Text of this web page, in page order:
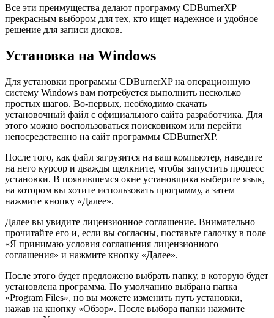
Все эти преимущества делают программу CDBurnerXP
прекрасным выбором для тех, кто ищет надежное и удобное
решение для записи дисков.
Установка на Windows
Для установки программы CDBurnerXP на операционную
систему Windows вам потребуется выполнить несколько
простых шагов. Во-первых, необходимо скачать
установочный файл с официального сайта разработчика. Для
этого можно воспользоваться поисковиком или перейти
непосредственно на сайт программы CDBurnerXP.
После того, как файл загрузится на ваш компьютер, наведите
на него курсор и дважды щелкните, чтобы запустить процесс
установки. В появившемся окне установщика выберите язык,
на котором вы хотите использовать программу, а затем
нажмите кнопку «Далее».
Далее вы увидите лицензионное соглашение. Внимательно
прочитайте его и, если вы согласны, поставьте галочку в поле
«Я принимаю условия соглашения лицензионного
соглашения» и нажмите кнопку «Далее».
После этого будет предложено выбрать папку, в которую будет
установлена программа. По умолчанию выбрана папка
«Program Files», но вы можете изменить путь установки,
нажав на кнопку «Обзор». После выбора папки нажмите